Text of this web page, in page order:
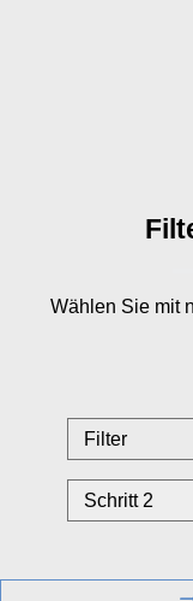
Wählen Sie mit